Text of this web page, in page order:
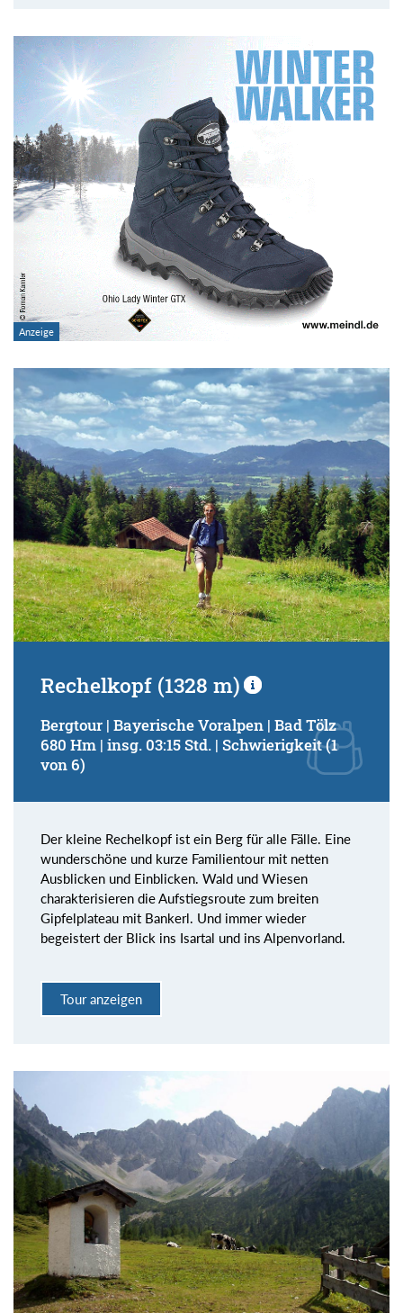
Rechelkopf (1328 m)
Bergtour | Bayerische Voralpen | Bad Tölz
680 Hm | insg. 03:15 Std. | Schwierigkeit (1
von 6)
Der kleine Rechelkopf ist ein Berg für alle Fälle. Eine
wunderschöne und kurze Familientour mit netten
Ausblicken und Einblicken. Wald und Wiesen
charakterisieren die Aufstiegsroute zum breiten
Gipfelplateau mit Bankerl. Und immer wieder
begeistert der Blick ins Isartal und ins Alpenvorland.
Tour anzeigen